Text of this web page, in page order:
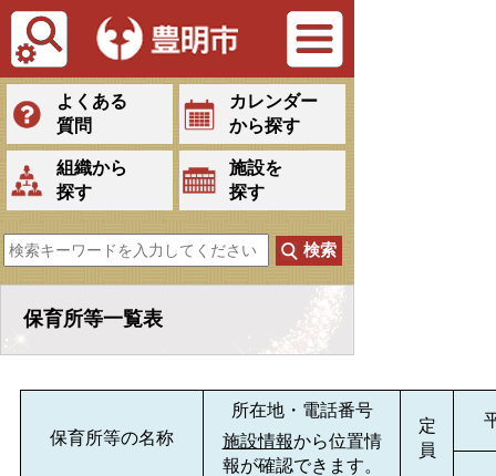
Tiếng Việt
よくある
質問
カレンダー
から探す
組織から
探す
施設を
探す
保育所等一覧表
保育所等の名称
所在地・電話番号
施設情報から位置情
報が確認できます。
定
員